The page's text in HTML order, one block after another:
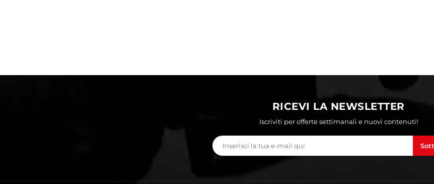
RICEVI LA NEWSLETTER
Iscriviti per offerte settimanali e nuovi contenuti!